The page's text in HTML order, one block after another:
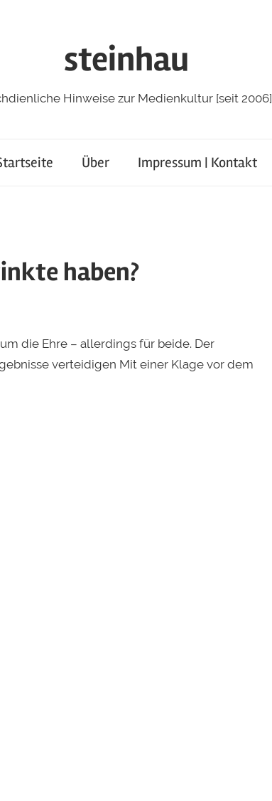
steinhau
Hinweise zur Medienkultur [seit 2006]
Über Impressum | Kontakt
haben?
die Ehre – allerdings für beide. Der
verteidigen Mit einer Klage vor dem